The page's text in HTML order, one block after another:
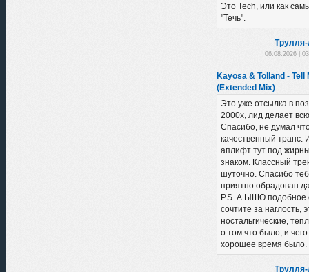
Это Tech, или как
"Течь".
06.08.2026 |
Kayosa & Tolland - Tell
(Extended Mix)
Это уже отсылка в
2000х, лид делает
Спасибо, не думал
качественный транс.
аплифт тут под
знаком. Классный
шуточно. Спасибо
приятно обрадован
P.S. А ЫШО подобное
сочтите за наглость,
ностальгические,
о том что было, и
хорошее время